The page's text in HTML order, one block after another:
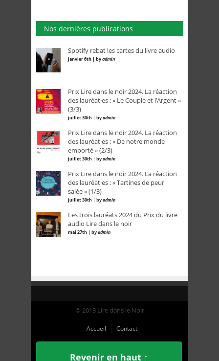
Nos dernières publications
Spotify rebat les cartes du livre audio
janvier 6th | byadmin
Prix Lire dans le noir 2024. La réaction
des lauréat·es : « Le Couple et l’Argent »
(3/3)
juillet 30th | byadmin
Prix Lire dans le noir 2024. La réaction
des lauréat·es : « De notre monde
emporté » (2/3)
juillet 30th | byadmin
Prix Lire dans le noir 2024. La réaction
des lauréat·es : « Tartines de peur
salée » (1/3)
juillet 30th | byadmin
Les trois lauréats 2024 du Prix du livre
audio Lire dans le noir
mai 27th | byadmin
© 2013 Lire dans le Noir
Accueil Contact
Revenir en haut ↑